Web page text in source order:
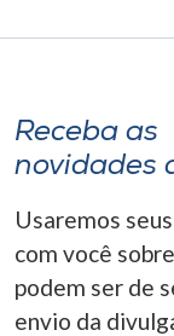
Receba as
novidades
Usaremos
com você
podem ser de
envio da